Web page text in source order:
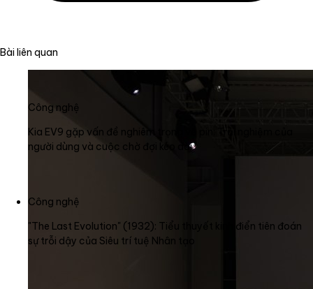
Bài liên quan
Công nghệ
Kia EV9 gặp vấn đề nghiêm trọng về pin: Trải nghiệm của
người dùng và cuộc chờ đợi kéo dài
Công nghệ
"The Last Evolution" (1932): Tiểu thuyết kinh điển tiên đoán
sự trỗi dậy của Siêu trí tuệ Nhân tạo